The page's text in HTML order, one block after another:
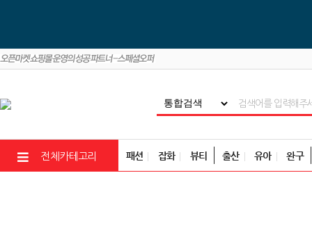
전체카테고리 패션 잡화 뷰티 출산 유아 완구